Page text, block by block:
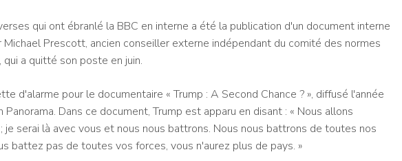
qui ont ébranlé la BBC en interne a été la publication d'un document interne
Michael Prescott, ancien conseiller externe indépendant du comité des normes
a quitté son poste en juin.
d'alarme pour le documentaire « Trump : A Second Chance ? », diffusé l'année
Panorama. Dans ce document, Trump est apparu en disant : « Nous allons
je serai là avec vous et nous nous battrons. Nous nous battrons de toutes nos
battez pas de toutes vos forces, vous n'aurez plus de pays. »